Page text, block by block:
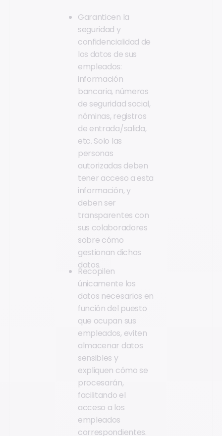
Garanticen la
seguridad y
confidencialidad de
los datos de sus
empleados:
información
bancaria, números
de seguridad social,
nóminas, registros
de entrada/salida,
etc. Solo las
personas
autorizadas deben
tener acceso a esta
información, y
deben ser
transparentes con
sus colaboradores
sobre cómo
gestionan dichos
datos.
Recopilen
únicamente los
datos necesarios en
función del puesto
que ocupan sus
empleados, eviten
almacenar datos
sensibles y
expliquen cómo se
procesarán,
facilitando el
acceso a los
empleados
correspondientes.